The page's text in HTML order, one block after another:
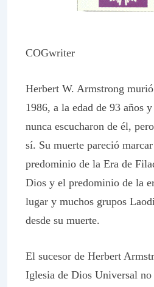
COGwriter
Herbert W. Armstrong
1986, a la edad de 93 años
nunca escucharon de él,
sí. Su muerte pareció
predominio de la Era de
Dios y el predominio de la
lugar y muchos grupos
desde su muerte.
El sucesor de Herbert
Iglesia de Dios Universal